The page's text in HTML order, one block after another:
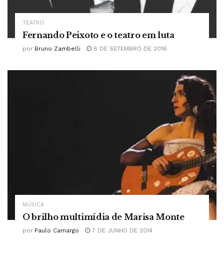
TEATRO
Fernando Peixoto e o teatro em luta
por Bruno Zambelli 8 DE SETEMBRO DE 2016
MÚSICA
O brilho multimídia de Marisa Monte
por Paulo Camargo 7 DE JUNHO DE 2014